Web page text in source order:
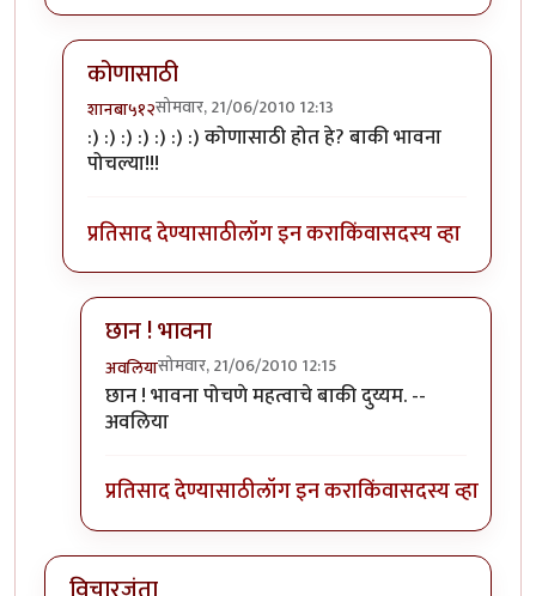
कोणासाठी
शानबा५१२सोमवार, 21/06/2010 12:13
In reply toतुम्ही कायbyअवलिया
:) :) :) :) :) :) :) कोणासाठी होत हे? बाकी भावना
पोचल्या!!!
प्रतिसाद देण्यासाठीलॉग इन कराकिंवासदस्य व्हा
छान ! भावना
अवलियासोमवार, 21/06/2010 12:15
In reply toकोणासाठीbyशानबा५१२
छान ! भावना पोचणे महत्वाचे बाकी दुय्यम. --
अवलिया
प्रतिसाद देण्यासाठीलॉग इन कराकिंवासदस्य व्हा